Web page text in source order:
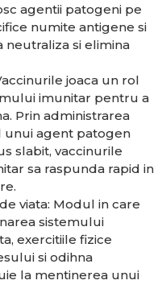
agentii patogeni pe
numite antigene si
si elimina
joaca un rol
imunitar pentru a
Prin administrarea
unui agent patogen
slabit, vaccinurile
sa raspunda rapid in
viata: Modul in care
sistemului
exercitiile fizice
si odihna
la mentinerea unui